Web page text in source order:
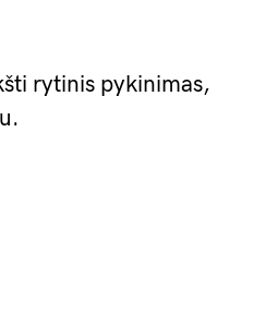
rytinis pykinimas,